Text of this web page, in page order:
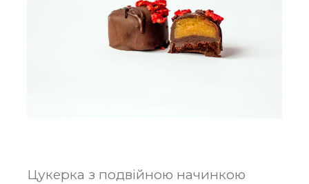
Цукерка з подвійною начинкою